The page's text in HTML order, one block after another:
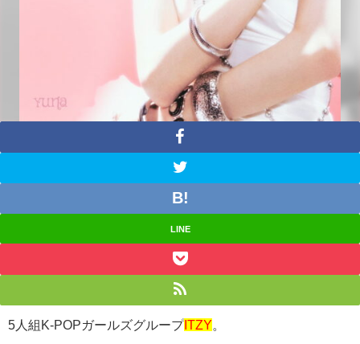
LINE
5 人組 K-POPガールズグループ ITZY